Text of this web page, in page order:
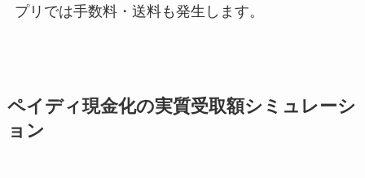
プリでは手数料・送料も発生します。
ペイディ現金化の実質受取額シミュレーシ
ョン